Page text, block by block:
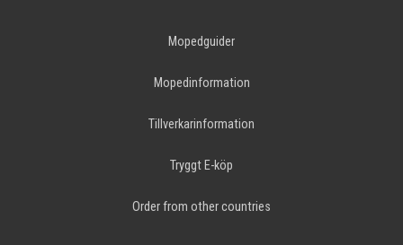
Mopedguider
Mopedinformation
Tillverkarinformation
Tryggt E-köp
Order from other countries